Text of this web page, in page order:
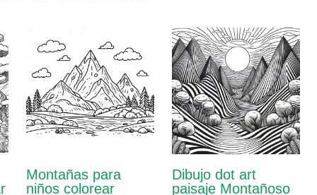
Montañas para
niños colorear
Dibujo dot art
paisaje Montañoso